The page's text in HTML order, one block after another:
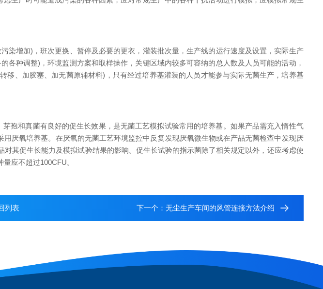
增加)，班次更换、暂停及必要的更衣，灌装批次量，生产线的运行速度及设置，实际生产
种调整)，环境监测方案和取样操作，关键区域内较多可容纳的总人数及人员可能的活动，
、加胶塞、加无菌原辅材料)，只有经过培养基灌装的人员才能参与实际无菌生产，培养基
和真菌有良好的促生长效果，是无菌工艺模拟试验常用的培养基。如果产品需充入惰性气
厌氧培养基。在厌氧的无菌工艺环境监控中反复发现厌氧微生物或在产品无菌检查中发现厌
其促生长能力及模拟试验结果的影响。促生长试验的指示菌除了相关规定以外，还应考虑使
应不超过100CFU。
列表 下一个： 无尘生产车间的风管连接方法介绍